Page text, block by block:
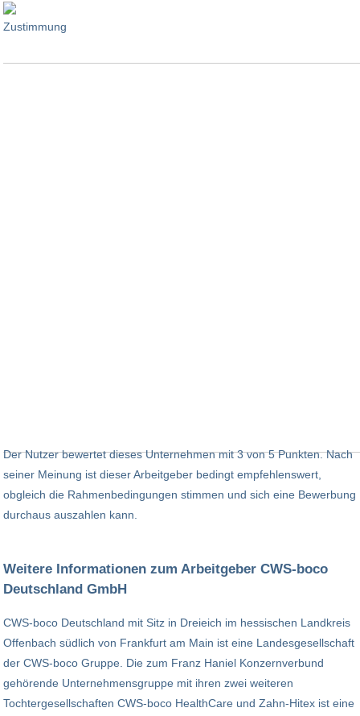
Der Nutzer bewertet dieses Unternehmen mit 3 von 5 Punkten. Nach
seiner Meinung ist dieser Arbeitgeber bedingt empfehlenswert,
obgleich die Rahmenbedingungen stimmen und sich eine Bewerbung
durchaus auszahlen kann.
Weitere Informationen zum Arbeitgeber CWS-boco
Deutschland GmbH
CWS-boco Deutschland mit Sitz in Dreieich im hessischen Landkreis
Offenbach südlich von Frankfurt am Main ist eine Landesgesellschaft
der CWS-boco Gruppe. Die zum Franz Haniel Konzernverbund
gehörende Unternehmensgruppe mit ihren zwei weiteren
Tochtergesellschaften CWS-boco HealthCare und Zahn-Hitex ist eine